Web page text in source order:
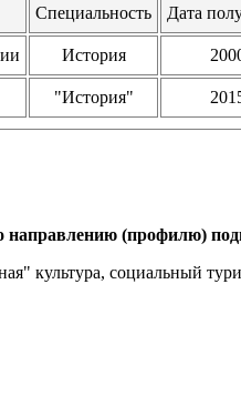
Специальность Дата
История
"История"
направлению (профилю)
культура, социальный